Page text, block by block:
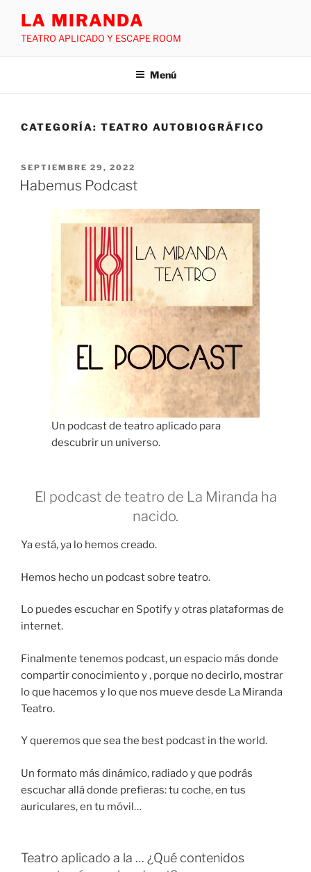
LA MIRANDA
TEATRO APLICADO Y ESCAPE ROOM
Menú
CATEGORÍA: TEATRO AUTOBIOGRÁFICO
SEPTIEMBRE 29, 2022
Habemus Podcast
Un podcast de teatro aplicado para
descubrir un universo.
El podcast de teatro de La Miranda ha
nacido.
Ya está, ya lo hemos creado.
Hemos hecho un podcast sobre teatro.
Lo puedes escuchar en Spotify y otras plataformas de
internet.
Finalmente tenemos podcast, un espacio más donde
compartir conocimiento y , porque no decirlo, mostrar
lo que hacemos y lo que nos mueve desde La Miranda
Teatro.
Y queremos que sea the best podcast in the world.
Un formato más dinámico, radiado y que podrás
escuchar allá donde prefieras: tu coche, en tus
auriculares, en tu móvil…
Teatro aplicado a la … ¿Qué contenidos